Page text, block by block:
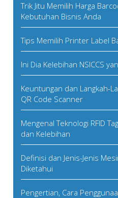
Trik Jitu Memilih Harga
Kebutuhan Bisnis Anda
Tips Memilih Printer Label
Ini Dia Kelebihan NSICCS
Keuntungan dan Langkah-
QR Code Scanner
Mengenal Teknologi RFID
dan Kelebihan
Definisi dan Jenis-Jenis
Diketahui
Pengertian, Cara